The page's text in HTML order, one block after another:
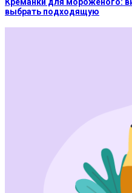
выбрать подходящую